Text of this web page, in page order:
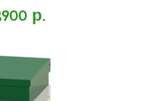
р.